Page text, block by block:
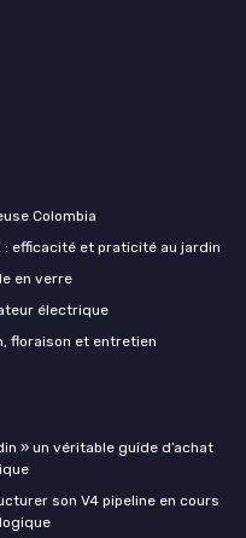
Colombia
: efficacité et praticité au jardin
en verre
électrique
floraison et entretien
» un véritable guide d’achat
son V4 pipeline en cours